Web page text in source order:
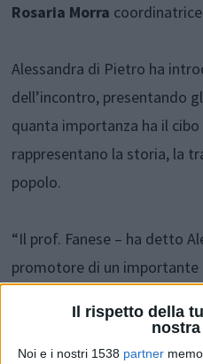
Il rispetto della
Noi e i nostri 1538 partner
Rosaria Morra coordinatrice
Alessandra di Pietro ha
dell’incontro, presentando
quanta importanza ha il
rappresentano la storia, la
popolo.
“Il prof. Fanese – ha detto
promotore di un importante
attraverso foto, filmati,
attuali. Vincenzo Olivieri,